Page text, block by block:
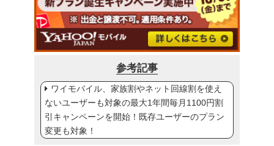
参考記事
ワイモバイル、家族割やネット回線割を使え
ないユーザーも対象の最大1年間毎月1100円割
引キャンペーンを開始！既存ユーザーのプラン
変更も対象！